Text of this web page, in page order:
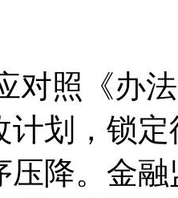
对照《办
计划，锁
压降。金